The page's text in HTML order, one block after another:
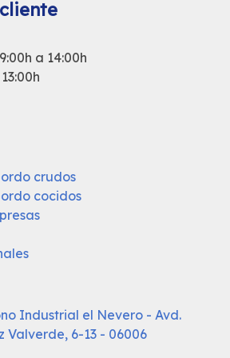
a 14:00h
crudos
cocidos
Industrial el Nevero - Avd.
Valverde, 6-13 - 06006